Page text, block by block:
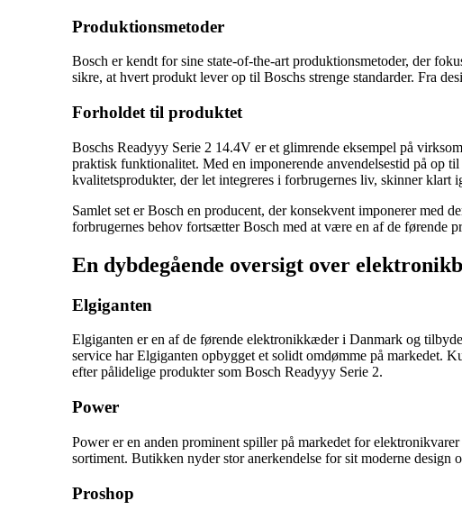
Produktionsmetoder
Bosch er kendt for sine state-of-the-art produktionsmetoder, der
sikre, at hvert produkt lever op til Boschs strenge standarder. Fra
Forholdet til produktet
Boschs Readyyy Serie 2 14.4V er et glimrende eksempel på
praktisk funktionalitet. Med en imponerende anvendelsestid på op
kvalitetsprodukter, der let integreres i forbrugernes liv, skinner klart
Samlet set er Bosch en producent, der konsekvent imponerer
forbrugernes behov fortsætter Bosch med at være en af de førende
En dybdegående oversigt over
Elgiganten
Elgiganten er en af de førende elektronikkæder i Danmark og
service har Elgiganten opbygget et solidt omdømme på markedet.
efter pålidelige produkter som Bosch Readyyy Serie 2.
Power
Power er en anden prominent spiller på markedet for
sortiment. Butikken nyder stor anerkendelse for sit moderne
Proshop